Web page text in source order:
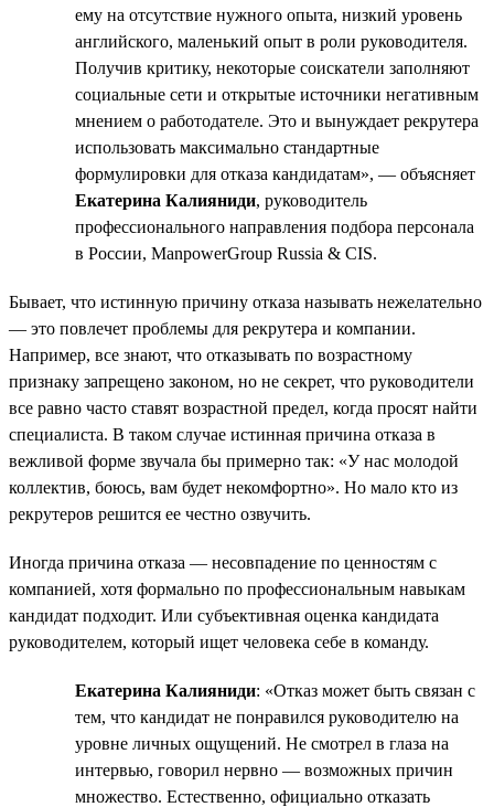
ему на отсутствие нужного опыта, низкий уровень
английского, маленький опыт в роли руководителя.
Получив критику, некоторые соискатели заполняют
социальные сети и открытые источники негативным
мнением о работодателе. Это и вынуждает рекрутера
использовать максимально стандартные
формулировки для отказа кандидатам», — объясняет
Екатерина Калияниди, руководитель
профессионального направления подбора персонала
в России, ManpowerGroup Russia & CIS.
Бывает, что истинную причину отказа называть нежелательно
— это повлечет проблемы для рекрутера и компании.
Например, все знают, что отказывать по возрастному
признаку запрещено законом, но не секрет, что руководители
все равно часто ставят возрастной предел, когда просят найти
специалиста. В таком случае истинная причина отказа в
вежливой форме звучала бы примерно так: «У нас молодой
коллектив, боюсь, вам будет некомфортно». Но мало кто из
рекрутеров решится ее честно озвучить.
Иногда причина отказа — несовпадение по ценностям с
компанией, хотя формально по профессиональным навыкам
кандидат подходит. Или субъективная оценка кандидата
руководителем, который ищет человека себе в команду.
Екатерина Калияниди: «Отказ может быть связан с
тем, что кандидат не понравился руководителю на
уровне личных ощущений. Не смотрел в глаза на
интервью, говорил нервно — возможных причин
множество. Естественно, официально отказать